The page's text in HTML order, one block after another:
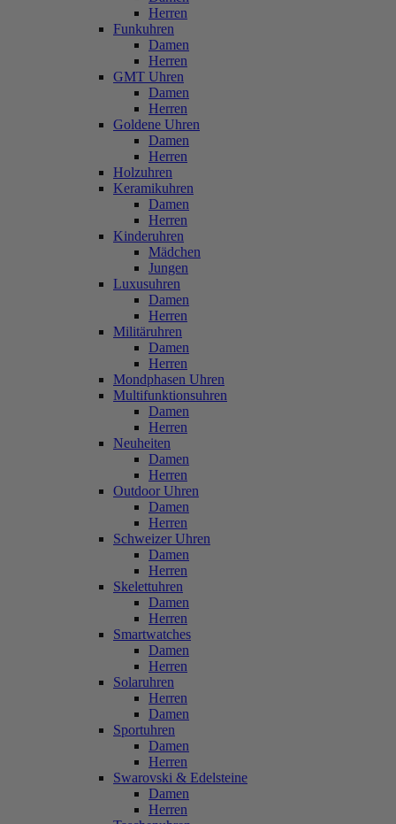
Herren
Funkuhren
Damen
Herren
GMT Uhren
Damen
Herren
Goldene Uhren
Damen
Herren
Holzuhren
Keramikuhren
Damen
Herren
Kinderuhren
Mädchen
Jungen
Luxusuhren
Damen
Herren
Militäruhren
Damen
Herren
Mondphasen Uhren
Multifunktionsuhren
Damen
Herren
Neuheiten
Damen
Herren
Outdoor Uhren
Damen
Herren
Schweizer Uhren
Damen
Herren
Skelettuhren
Damen
Herren
Smartwatches
Damen
Herren
Solaruhren
Herren
Damen
Sportuhren
Damen
Herren
Swarovski & Edelsteine
Damen
Herren